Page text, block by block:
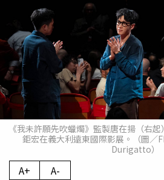
《我未許願先吹蠟燭》監製唐在揚（右
鉅宏在義大利遠東國際影展。（圖／
Durigatto）
A+ A-